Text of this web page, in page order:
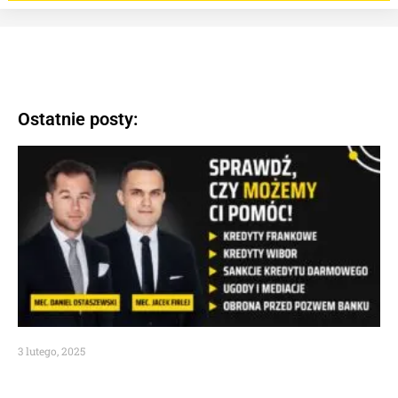
Ostatnie posty:
3 lutego, 2025